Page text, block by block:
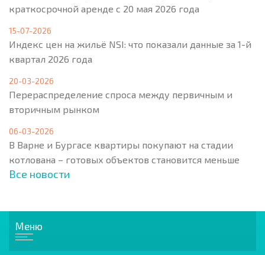
краткосрочной аренде с 20 мая 2026 года
15-07-2026
Индекс цен на жильё NSI: что показали данные за 1-й
квартал 2026 года
20-03-2026
Перераспределение спроса между первичным и
вторичным рынком
06-03-2026
В Варне и Бургасе квартиры покупают на стадии
котлована – готовых объектов становится меньше
Все новости
Меню